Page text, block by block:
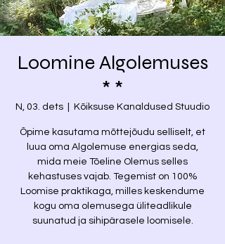
Loomine Algolemuses
* *
N, 03. dets Kõiksuse Kanaldused Stuudio
Õpime kasutama mõttejõudu selliselt, et
luua oma Algolemuse energias seda,
mida meie Tõeline Olemus selles
kehastuses vajab. Tegemist on 100%
Loomise praktikaga, milles keskendume
kogu oma olemusega üliteadlikule
suunatud ja sihipärasele loomisele.